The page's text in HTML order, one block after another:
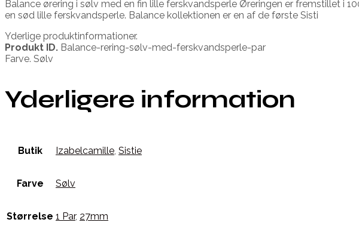
Balance ørering i sølv med en fin lille ferskvandsperle Øreringen er fremstillet
en sød lille ferskvandsperle. Balance kollektionen er en af de første Sisti
Yderlige produktinformationer.
Produkt ID. Balance-rering-sølv-med-ferskvandsperle-par
Farve. Sølv
Yderligere information
Butik Izabelcamille, Sistie
Farve Sølv
Størrelse 1 Par, 27mm